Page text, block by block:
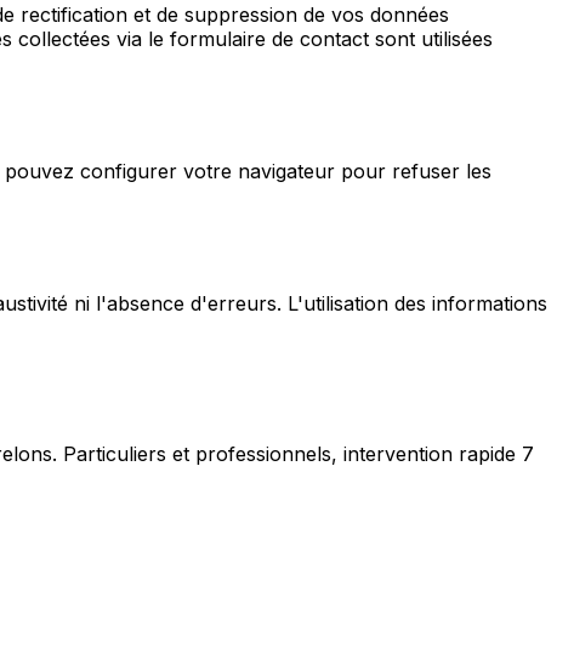
rectification et de suppression de vos données
via le formulaire de contact sont utilisées
pouvez configurer votre navigateur pour refuser les
ni l'absence d'erreurs. L'utilisation des informations
Particuliers et professionnels, intervention rapide 7